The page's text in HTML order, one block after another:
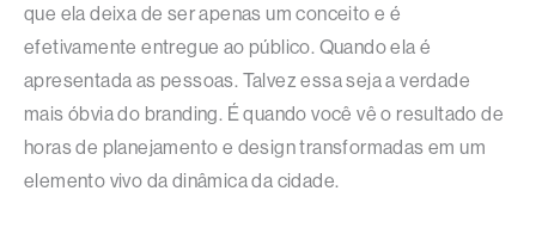
que ela deixa de ser apenas um conceito e é
efetivamente entregue ao público. Quando ela é
apresentada as pessoas. Talvez essa seja a verdade
mais óbvia do branding. É quando você vê o resultado de
horas de planejamento e design transformadas em um
elemento vivo da dinâmica da cidade.